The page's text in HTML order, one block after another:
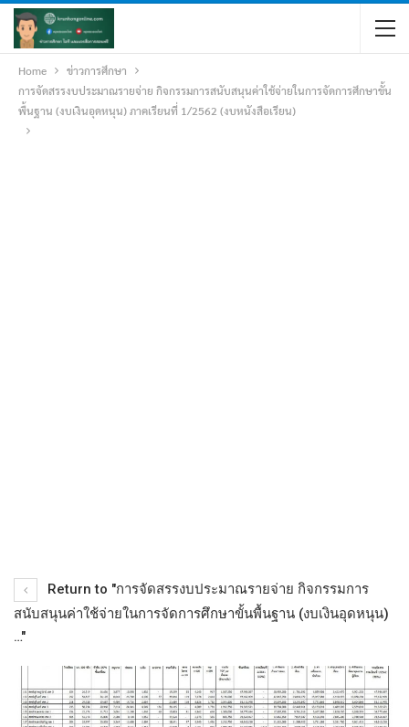
Home
ข่าวการศึกษา
การจัดสรรงบประมาณรายจ่าย กิจกรรมการสนับสนุนค่าใช้จ่ายในการจัดการศึกษาขั้น
พื้นฐาน (งบเงินอุดหนุน) ภาคเรียนที่ 1/2562 (งบหนังสือเรียน)
Return to "การจัดสรรงบประมาณรายจ่าย กิจกรรมการ
สนับสนุนค่าใช้จ่ายในการจัดการศึกษาขั้นพื้นฐาน (งบเงินอุดหนุน)
…"